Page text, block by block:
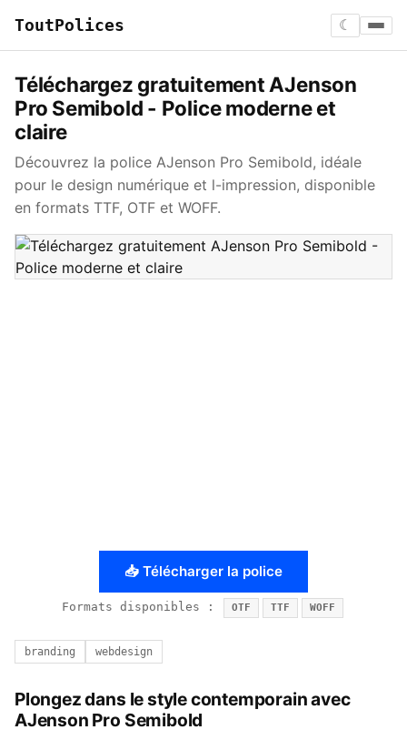
ToutPolices ☾
Téléchargez gratuitement AJenson
Pro Semibold - Police moderne et
claire
Découvrez la police AJenson Pro Semibold, idéale
pour le design numérique et l-impression, disponible
en formats TTF, OTF et WOFF.
📥 Télécharger la police
Formats disponibles : OTF TTF WOFF
branding webdesign
Plongez dans le style contemporain avec
AJenson Pro Semibold